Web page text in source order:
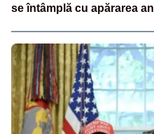
se întâmplă cu apărarea